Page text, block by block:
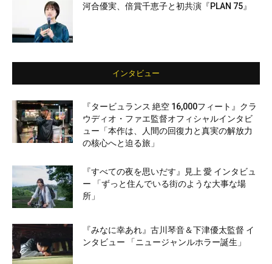
河合優実、倍賞千恵子と初共演『PLAN 75』
インタビュー
『タービュランス 絶空 16,000フィート』クラ
ウディオ・ファエ監督オフィシャルインタビ
ュー「本作は、人間の回復力と真実の解放力
の核心へと迫る旅」
『すべての夜を思いだす』見上 愛 インタビュ
ー 「ずっと住んでいる街のような大事な場
所」
『みなに幸あれ』古川琴音＆下津優太監督 イ
ンタビュー 「ニュージャンルホラー誕生」